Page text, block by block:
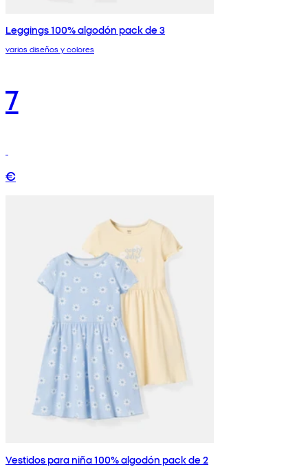
Leggings 100% algodón pack de 3
varios diseños y colores
7
€
Vestidos para niña 100% algodón pack de 2